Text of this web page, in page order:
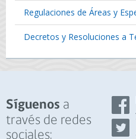
Regulaciones de Áreas y
Decretos y Resoluciones a
Síguenos a
través de redes
sociales: